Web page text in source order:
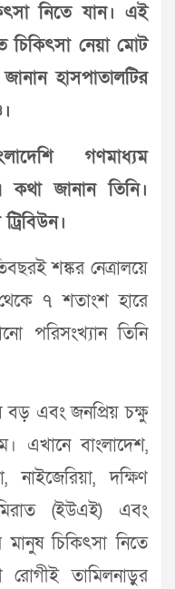
নিতে যান। এই
চিকিৎসা নেয়া মোট
হাসপাতালটির
গণমাধ্যম
কথা জানান তিনি।
শঙ্কর নেত্রালয়ে
৭ শতাংশ হারে
পরিসংখ্যান তিনি
বড় এবং জনপ্রিয় চক্ষু
এখানে বাংলাদেশ,
নাইজেরিয়া, দক্ষিণ
(ইউএই) এবং
মানুষ চিকিৎসা নিতে
রোগীই তামিলনাড়ুর